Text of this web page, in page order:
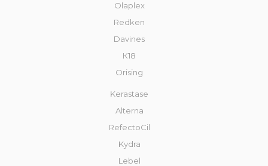
Olaplex
Redken
Davines
К18
Orising
Kerastase
Alterna
RefectoCil
Kydra
Lebel